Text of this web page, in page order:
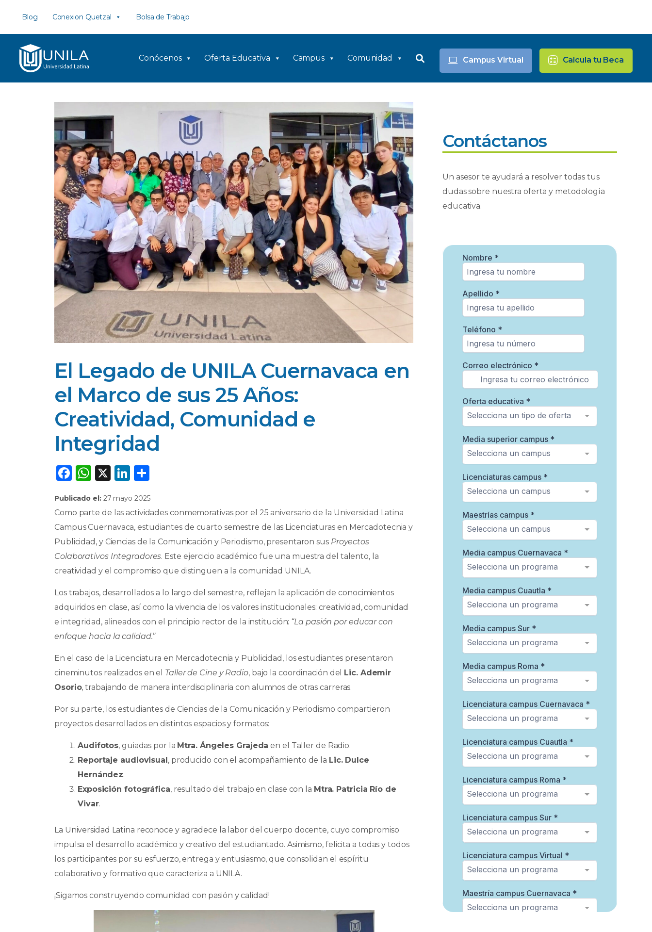
contenido
Blog Conexion Quetzal Bolsa de Trabajo
Conócenos Oferta Educativa Campus Comunidad Campus Virtual Calcula tu Beca
El Legado de UNILA Cuernavaca en
el Marco de sus 25 Años:
Creatividad, Comunidad e
Integridad
F
c
e
b
o
o
W
a
ts
A
p
p
X
Li
k
e
dI
n
m
p
ar
ti
r
Publicado el: 27 mayo 2025
Como parte de las actividades conmemorativas por el 25 aniversario de la Universidad Latina
Campus Cuernavaca, estudiantes de cuarto semestre de las Licenciaturas en Mercadotecnia y
Publicidad, y Ciencias de la Comunicación y Periodismo, presentaron sus Proyectos
Colaborativos Integradores. Este ejercicio académico fue una muestra del talento, la
creatividad y el compromiso que distinguen a la comunidad UNILA.
Los trabajos, desarrollados a lo largo del semestre, reflejan la aplicación de conocimientos
adquiridos en clase, así como la vivencia de los valores institucionales: creatividad, comunidad
e integridad, alineados con el principio rector de la institución: “La pasión por educar con
enfoque hacia la calidad.”
En el caso de la Licenciatura en Mercadotecnia y Publicidad, los estudiantes presentaron
cineminutos realizados en el Taller de Cine y Radio, bajo la coordinación del
Lic. Ademir
Osorio, trabajando de manera interdisciplinaria con alumnos de otras carreras.
Por su parte, los estudiantes de Ciencias de la Comunicación y Periodismo compartieron
proyectos desarrollados en distintos espacios y formatos:
Audifotos, guiadas por la Mtra. Ángeles Grajeda en el Taller de Radio.
Reportaje audiovisual , producido con el acompañamiento de la Lic. Dulce
Hernández.
Exposición fotográfica, resultado del trabajo en clase con la Mtra. Patricia Río de
Vivar.
La Universidad Latina reconoce y agradece la labor del cuerpo docente, cuyo compromiso
impulsa el desarrollo académico y creativo del estudiantado. Asimismo, felicita a todas y todos
los participantes por su esfuerzo, entrega y entusiasmo, que consolidan el espíritu
colaborativo y formativo que caracteriza a UNILA.
¡Sigamos construyendo comunidad con pasión y calidad!
Contáctanos
Un asesor te ayudará a resolver todas tus
dudas sobre nuestra oferta y metodología
educativa.